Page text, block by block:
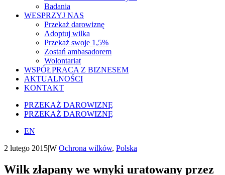
Badania
WESPRZYJ NAS
Przekaż darowiznę
Adoptuj wilka
Przekaż swoje 1,5%
Zostań ambasadorem
Wolontariat
WSPÓŁPRACA Z BIZNESEM
AKTUALNOŚCI
KONTAKT
PRZEKAŻ DAROWIZNĘ
PRZEKAŻ DAROWIZNĘ
EN
2 lutego 2015|W Ochrona wilków, Polska
Wilk złapany we wnyki uratowany przez